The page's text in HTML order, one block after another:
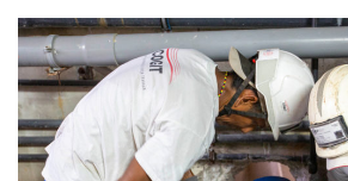
Navigation
de
l’article